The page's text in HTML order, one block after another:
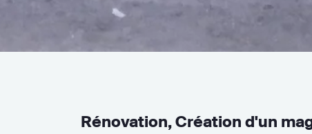
Rénovation, Création d'un